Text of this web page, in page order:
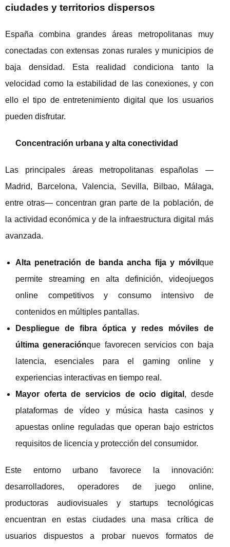
ciudades y territorios dispersos
España combina grandes áreas metropolitanas muy
conectadas con extensas zonas rurales y municipios de
baja densidad. Esta realidad condiciona tanto la
velocidad como la estabilidad de las conexiones, y con
ello el tipo de entretenimiento digital que los usuarios
pueden disfrutar.
Concentración urbana y alta conectividad
Las principales áreas metropolitanas españolas —
Madrid, Barcelona, Valencia, Sevilla, Bilbao, Málaga,
entre otras— concentran gran parte de la población, de
la actividad económica y de la infraestructura digital más
avanzada.
Alta penetración de banda ancha fija y móvil que
permite streaming en alta definición, videojuegos
online competitivos y consumo intensivo de
contenidos en múltiples pantallas.
Despliegue de fibra óptica y redes móviles de
última generaciónque favorecen servicios con baja
latencia, esenciales para el gaming online y
experiencias interactivas en tiempo real.
Mayor oferta de servicios de ocio digital , desde
plataformas de vídeo y música hasta casinos y
apuestas online reguladas que operan bajo estrictos
requisitos de licencia y protección del consumidor.
Este entorno urbano favorece la innovación:
desarrolladores, operadores de juego online,
productoras audiovisuales y startups tecnológicas
encuentran en estas ciudades una masa crítica de
usuarios dispuestos a probar nuevos formatos de